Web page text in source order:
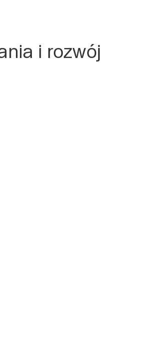
i rozwój